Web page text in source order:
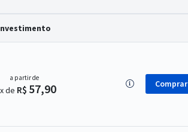
a partir de
de R$ 57,90 Comprar